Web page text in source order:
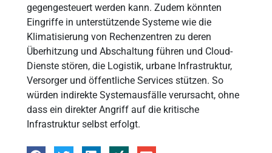
gegengesteuert werden kann. Zudem könnten
Eingriffe in unterstützende Systeme wie die
Klimatisierung von Rechenzentren zu deren
Überhitzung und Abschaltung führen und Cloud-
Dienste stören, die Logistik, urbane Infrastruktur,
Versorger und öffentliche Services stützen. So
würden indirekte Systemausfälle verursacht, ohne
dass ein direkter Angriff auf die kritische
Infrastruktur selbst erfolgt.